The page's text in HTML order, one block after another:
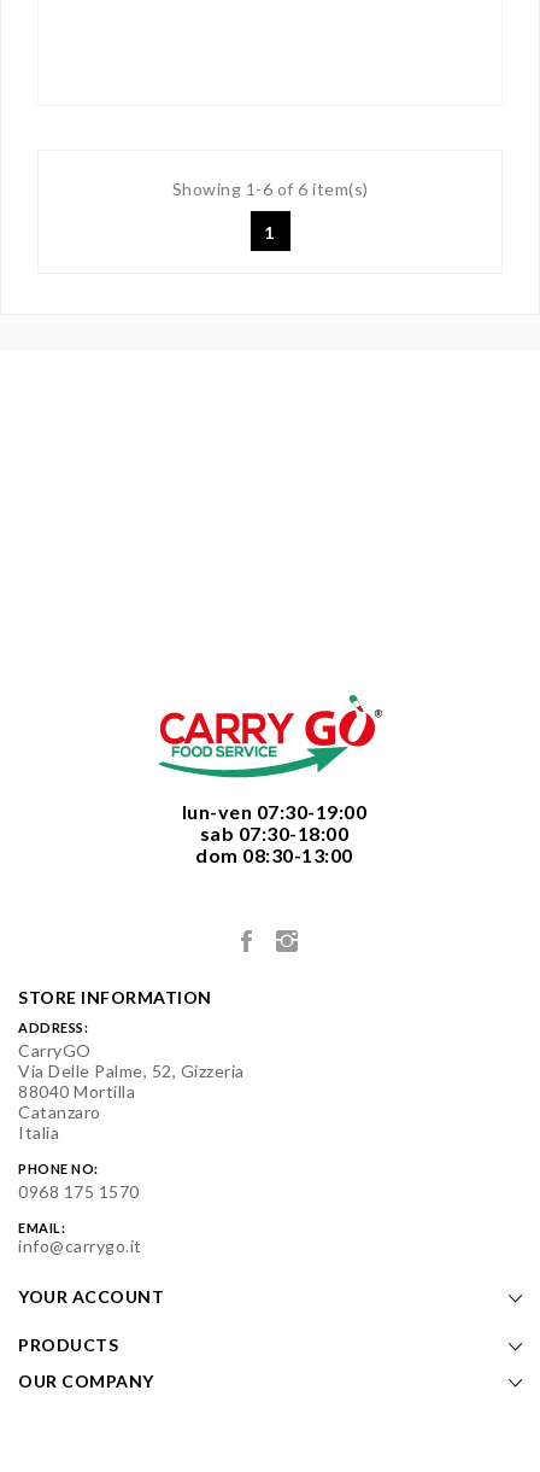
Showing 1-6 of 6 item(s)
1
  lun-ven 07:30-19:00
  sab 07:30-18:00
  dom 08:30-13:00
STORE INFORMATION
ADDRESS:
CarryGO
Via Delle Palme, 52, Gizzeria
88040 Mortilla
Catanzaro
Italia
PHONE NO:
0968 175 1570
EMAIL:
info@carrygo.it
YOUR ACCOUNT
PRODUCTS
OUR COMPANY